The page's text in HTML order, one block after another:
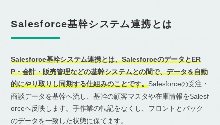
Salesforce基幹システム連携とは
Salesforce基幹システム連携とは、SalesforceのデータとER
P・会計・販売管理などの基幹システムとの間で、データを自動
的にやり取りし同期する仕組みのことです。Salesforceの受注・
商談データを基幹へ流し、基幹の顧客マスタや在庫情報をSalesf
orceへ反映します。手作業の転記をなくし、フロントとバック
のデータを一致した状態に保てます。